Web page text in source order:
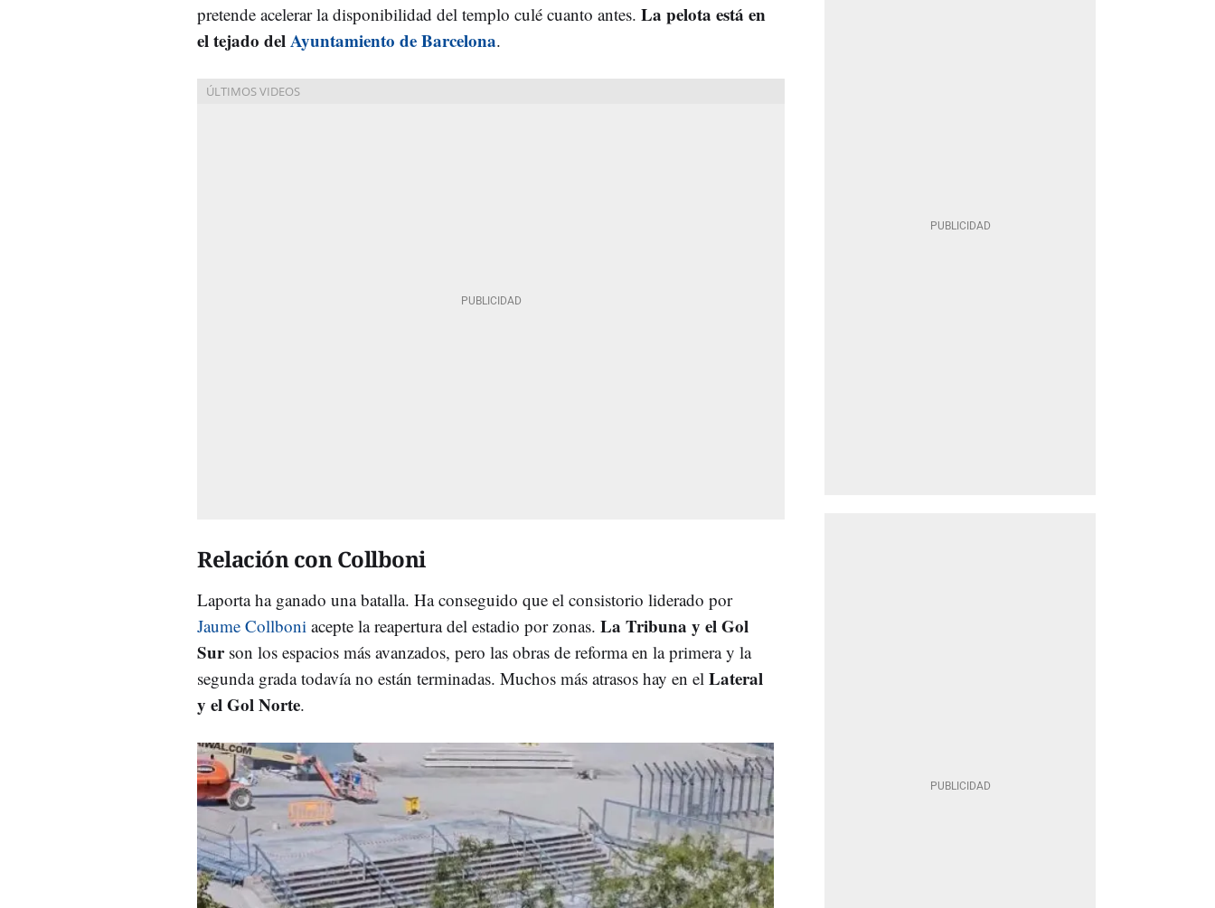
pretende acelerar la disponibilidad del templo culé cuanto antes. La pelota está en
el tejado delAyuntamiento de Barcelona.
Relación con Collboni
Laporta ha ganado una batalla. Ha conseguido que el consistorio liderado por
Jaume Collboni acepte la reapertura del estadio por zonas. La Tribuna y el Gol
Surson los espacios más avanzados, pero las obras de reforma en la primera y la
segunda grada todavía no están terminadas. Muchos más atrasos hay en el Lateral
y el Gol Norte.